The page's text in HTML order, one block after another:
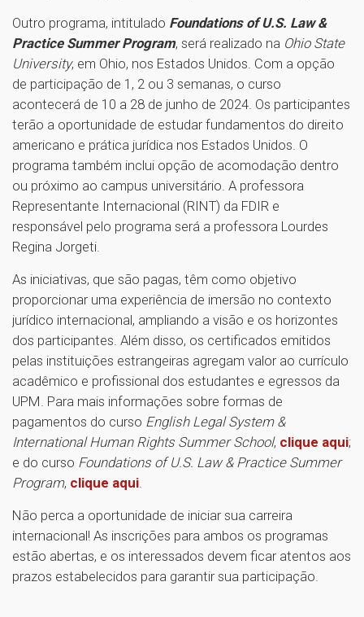
Outro programa, intitulado Foundations of U.S. Law &
Practice Summer Program, será realizado na Ohio State
University, em Ohio, nos Estados Unidos. Com a opção
de participação de 1, 2 ou 3 semanas, o curso
acontecerá de 10 a 28 de junho de 2024. Os participantes
terão a oportunidade de estudar fundamentos do direito
americano e prática jurídica nos Estados Unidos. O
programa também inclui opção de acomodação dentro
ou próximo ao campus universitário. A professora
Representante Internacional (RINT) da FDIR e
responsável pelo programa será a professora Lourdes
Regina Jorgeti.
As iniciativas, que são pagas, têm como objetivo
proporcionar uma experiência de imersão no contexto
jurídico internacional, ampliando a visão e os horizontes
dos participantes. Além disso, os certificados emitidos
pelas instituições estrangeiras agregam valor ao currículo
acadêmico e profissional dos estudantes e egressos da
UPM. Para mais informações sobre formas de
pagamentos do curso English Legal System &
International Human Rights Summer School, clique aqui;
e do curso Foundations of U.S. Law & Practice Summer
Program, clique aqui.
Não perca a oportunidade de iniciar sua carreira
internacional! As inscrições para ambos os programas
estão abertas, e os interessados devem ficar atentos aos
prazos estabelecidos para garantir sua participação.